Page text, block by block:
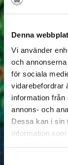
Denna
Vi använder
och
för sociala
vidarebefordrar
information från
annons- och
Dessa kan i sin
information